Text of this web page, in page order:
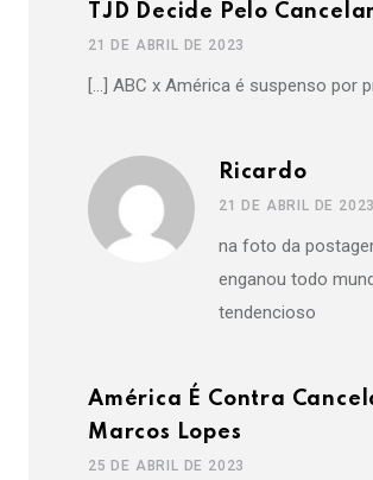
TJD Decide Pelo
21 DE ABRIL DE 2023
[…] ABC x América é suspenso por
Ricardo
21 DE ABRIL DE 2023
na foto da
enganou todo
tendencioso
América É Contra
Marcos Lopes
25 DE ABRIL DE 2023